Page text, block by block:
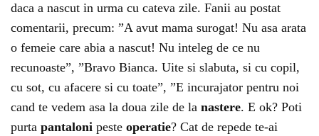
daca a nascut in urma cu cateva zile. Fanii au postat
comentarii, precum: ”A avut mama surogat! Nu asa arata
o femeie care abia a nascut! Nu inteleg de ce nu
recunoaste”, ”Bravo Bianca. Uite si slabuta, si cu copil,
cu sot, cu afacere si cu toate”, ”E incurajator pentru noi
cand te vedem asa la doua zile de la nastere. E ok? Poti
purta pantaloni peste operatie? Cat de repede te-ai